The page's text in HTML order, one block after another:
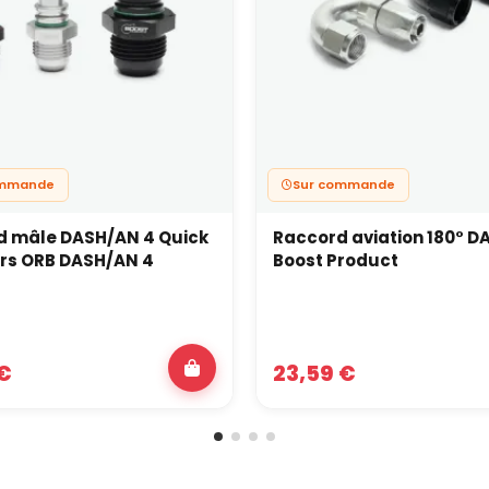
mâle DASH/AN 4 Quick
ORB DASH/AN 4
Sur commande
Raccord aviation 180°
Boost Product
23,59 €